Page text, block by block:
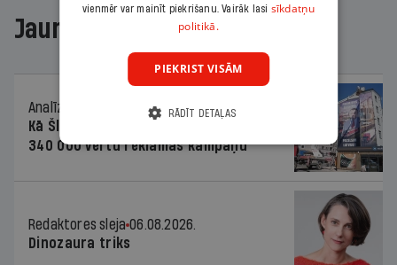
Jaunākajā žurnālā
Analīze
Kā Šlesera partija palika nesodīta par
340 000 vērtu reklāmas kampaņu
Redaktores sleja 06.08.2026.
Dinozaura triks
vienmēr var mainīt piekrišanu. Vairāk lasi sīkdatņu
politikā.
PIEKRIST VISĀM
RĀDĪT DETAĻAS